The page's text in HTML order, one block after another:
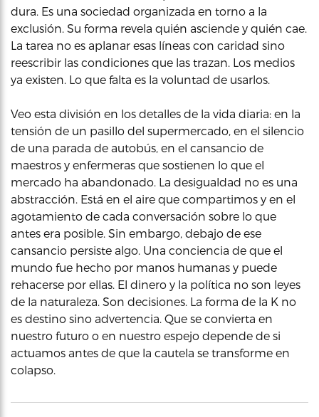
dura. Es una sociedad organizada en torno a la
exclusión. Su forma revela quién asciende y quién cae.
La tarea no es aplanar esas líneas con caridad sino
reescribir las condiciones que las trazan. Los medios
ya existen. Lo que falta es la voluntad de usarlos.
Veo esta división en los detalles de la vida diaria: en la
tensión de un pasillo del supermercado, en el silencio
de una parada de autobús, en el cansancio de
maestros y enfermeras que sostienen lo que el
mercado ha abandonado. La desigualdad no es una
abstracción. Está en el aire que compartimos y en el
agotamiento de cada conversación sobre lo que
antes era posible. Sin embargo, debajo de ese
cansancio persiste algo. Una conciencia de que el
mundo fue hecho por manos humanas y puede
rehacerse por ellas. El dinero y la política no son leyes
de la naturaleza. Son decisiones. La forma de la K no
es destino sino advertencia. Que se convierta en
nuestro futuro o en nuestro espejo depende de si
actuamos antes de que la cautela se transforme en
colapso.